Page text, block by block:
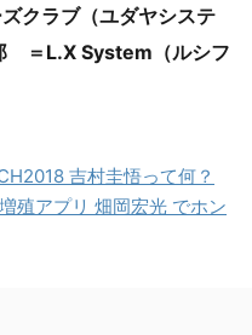
クラブ（ユダヤシステ
＝L.X System（ルシフ
吉村圭悟って何？
殖アプリ 畑岡宏光 でホン